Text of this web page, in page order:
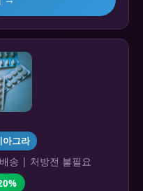
아그라
송 | 처방전 불필요